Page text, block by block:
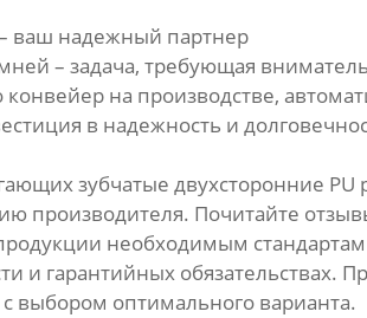
ваш надежный партнер
– задача, требующая
конвейер на производстве,
в надежность и
зубчатые двухсторонние PU
производителя. Почитайте
необходимым
и гарантийных обязательствах.
выбором оптимального варианта.